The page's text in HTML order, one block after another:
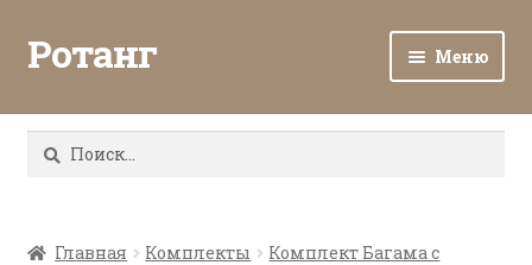
Ротанг Меню
Каталог
Найти:
Главная Комплекты
Комплект Багама с